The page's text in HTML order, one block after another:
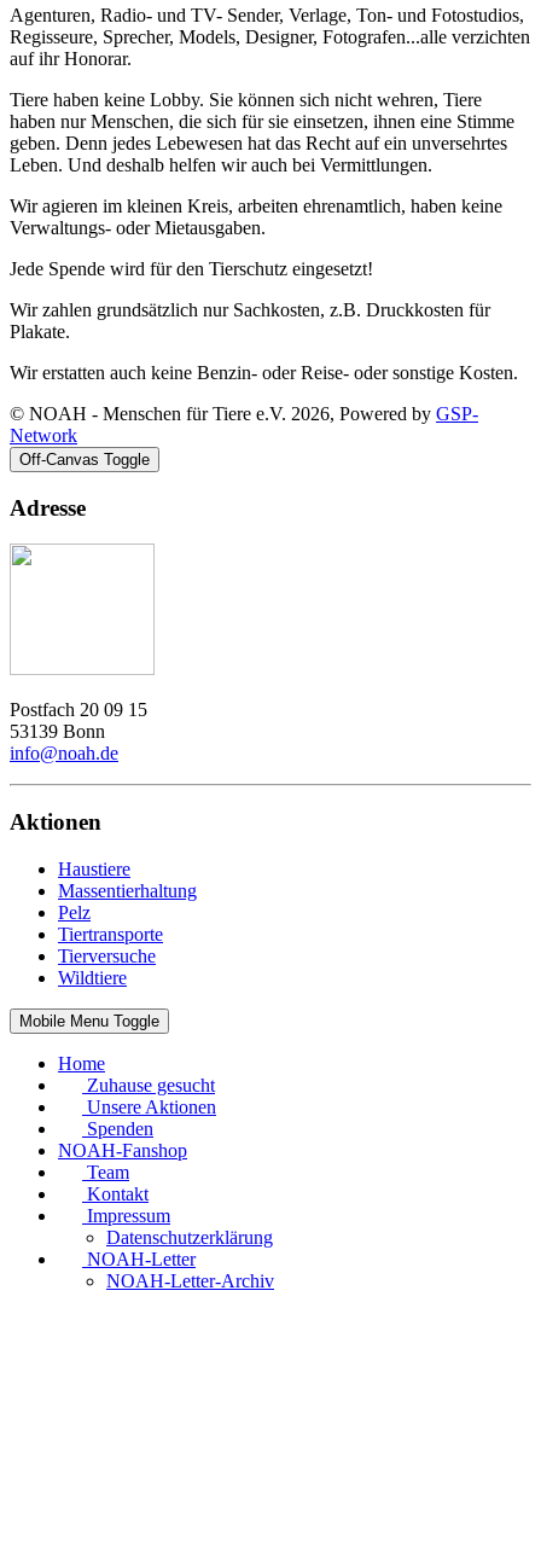
Agenturen, Radio- und TV- Sender, Verlage, Ton- und Fotostudios,
Regisseure, Sprecher, Models, Designer, Fotografen...alle verzichten
auf ihr Honorar.
Tiere haben keine Lobby. Sie können sich nicht wehren, Tiere
haben nur Menschen, die sich für sie einsetzen, ihnen eine Stimme
geben. Denn jedes Lebewesen hat das Recht auf ein unversehrtes
Leben. Und deshalb helfen wir auch bei Vermittlungen.
Wir agieren im kleinen Kreis, arbeiten ehrenamtlich, haben keine
Verwaltungs- oder Mietausgaben.
Jede Spende wird für den Tierschutz eingesetzt!
Wir zahlen grundsätzlich nur Sachkosten, z.B. Druckkosten für
Plakate.
Wir erstatten auch keine Benzin- oder Reise- oder sonstige Kosten.
© NOAH - Menschen für Tiere e.V. 2026, Powered by GSP-
Network
Off-Canvas Toggle
Adresse
Postfach 20 09 15
53139 Bonn
info@noah.de
Aktionen
Haustiere
Massentierhaltung
Pelz
Tiertransporte
Tierversuche
Wildtiere
Mobile Menu Toggle
Home
Zuhause gesucht
Unsere Aktionen
Spenden
NOAH-Fanshop
Team
Kontakt
Impressum
Datenschutzerklärung
NOAH-Letter
NOAH-Letter-Archiv